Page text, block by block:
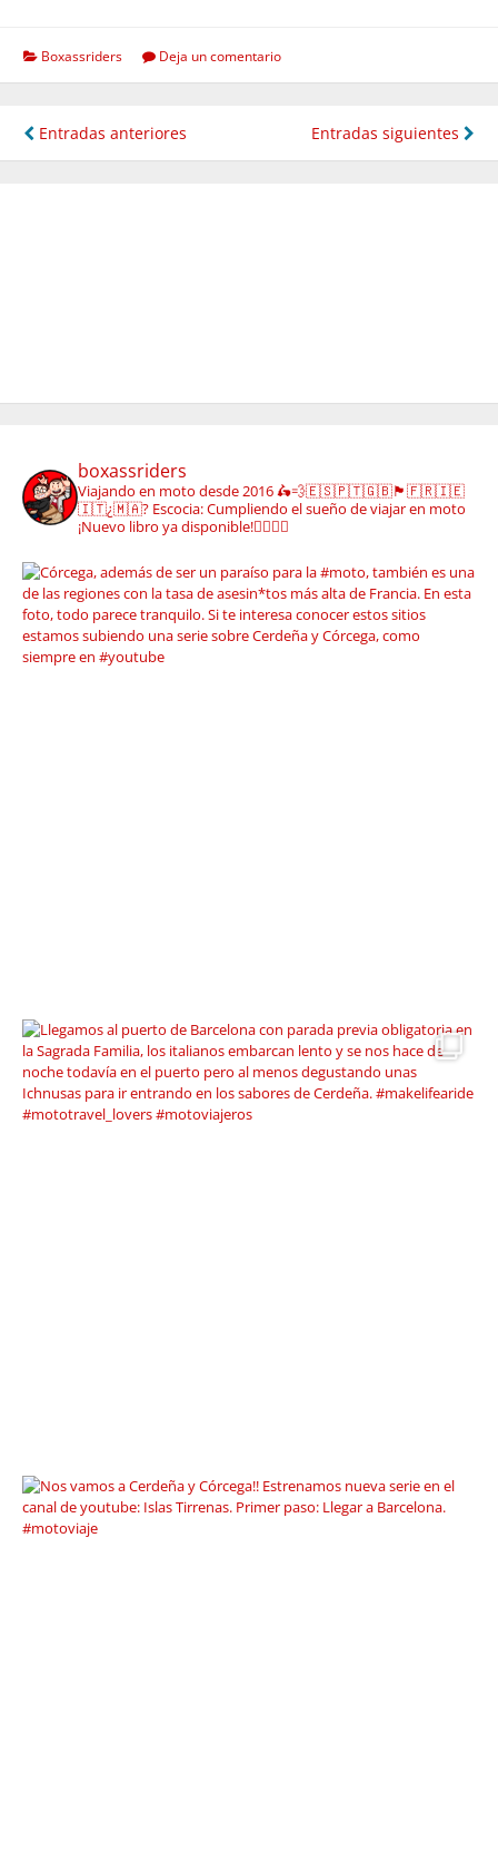
logo
Boxassriders Deja un comentario
Navegación
de
Entradas anteriores Entradas siguientes
boxassriders
Viajando en moto desde 2016🛵💨🇪🇸🇵🇹🇬🇧🏴󠁧󠁢󠁳󠁣󠁴󠁿🇫🇷🇮🇪
🇮🇹¿🇲🇦?Escocia: Cumpliendo el sueño de viajar en moto
¡Nuevo libro ya disponible!👇🏼👇🏼